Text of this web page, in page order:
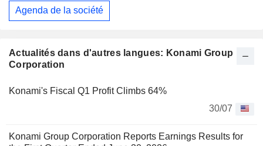
Actualités dans d'autres langues: Konami Group
Corporation
Konami's Fiscal Q1 Profit Climbs 64%
30/07
Konami Group Corporation Reports Earnings Results for
Agenda de la société